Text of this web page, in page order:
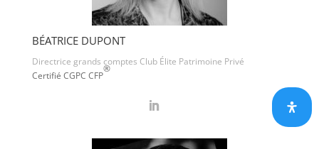
BÉATRICE DUPONT
Directrice grands comptes Club Élite Patrimoine Privé
Certifié CGPC CFP
®